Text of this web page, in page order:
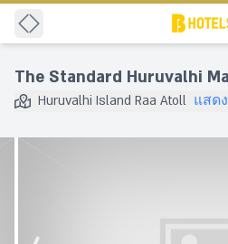
กลับ
The Standard Huruvalhi
Huruvalhi Island Raa Atoll แสด